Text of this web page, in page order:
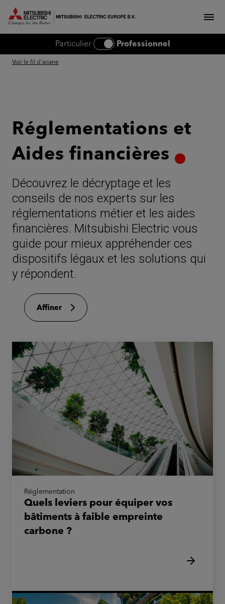
MITSUBISHI ELECTRIC EUROPE
bâtiment historique
Particulier Professionnel
Voir le fil d'ariane
Réglementations et
Aides financières
Découvrez le décryptage et les
conseils de nos experts sur les
réglementations métier et les aides
financières. Mitsubishi Electric vous
guide pour mieux appréhender ces
dispositifs légaux et les solutions qui
y répondent.
Affiner
Réglementation
Quels leviers pour équiper vos
bâtiments à faible empreinte
carbone ?